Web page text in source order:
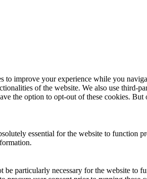
to improve your experience while you
of the website. We also use third-
the option to opt-out of these cookies.
essential for the website to function
be particularly necessary for the website to